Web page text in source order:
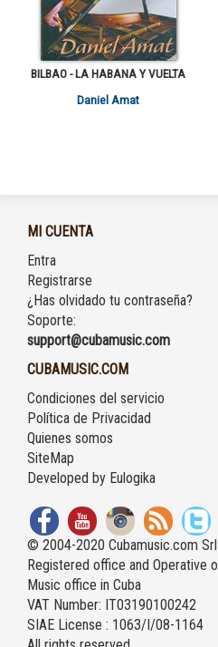
BILBAO - LA HABANA Y VUELTA
Daniel Amat
MI CUENTA
Entra
Registrarse
¿Has olvidado tu contraseña?
Soporte:
support@cubamusic.com
CUBAMUSIC.COM
Condiciones del servicio
Política de Privacidad
Quienes somos
SiteMap
Developed by Eulogika
© 2004-2020 Cubamusic.com Srl
Registered office and Operative
Music office in Cuba
VAT Number: IT03190100242
SIAE License : 1063/I/08-1164